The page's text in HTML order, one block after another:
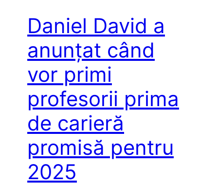
Daniel David a
anunțat când
vor primi
profesorii prima
de carieră
promisă pentru
2025